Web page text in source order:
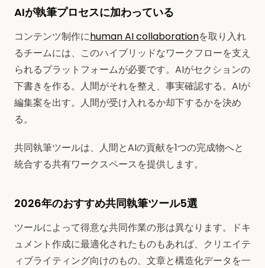
AIが執筆プロセスに加わっている
コンテンツ制作にhuman AI collaborationを取り入れ
るチームには、このハイブリッドなワークフローを支え
られるプラットフォームが必要です。AIがセクションの
下書きを作る。人間がそれを整え、事実確認する。AIが
編集案を出す。人間が受け入れるか却下するかを決め
る。
共同執筆ツールは、人間とAIの貢献を1つの完成物へと
統合する共有ワークスペースを提供します。
2026年のおすすめ共同執筆ツール5選
ツールによって得意な共同作業の形は異なります。ドキ
ュメント作成に最適化されたものもあれば、クリエイテ
ィブライティング向けのもの、文章と構造化データを一